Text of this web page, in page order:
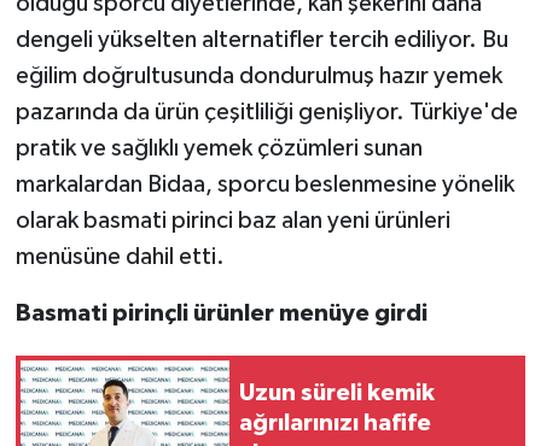
dengeli yükselten alternatifler tercih ediliyor. Bu
eğilim doğrultusunda dondurulmuş hazır yemek
pazarında da ürün çeşitliliği genişliyor. Türkiye'de
pratik ve sağlıklı yemek çözümleri sunan
markalardan Bidaa, sporcu beslenmesine yönelik
olarak basmati pirinci baz alan yeni ürünleri
menüsüne dahil etti.
Basmati pirinçli ürünler menüye girdi
Uzun süreli kemik
ağrılarınızı hafife
Sağlık
Spor
Sürmanşet
Teknoloji